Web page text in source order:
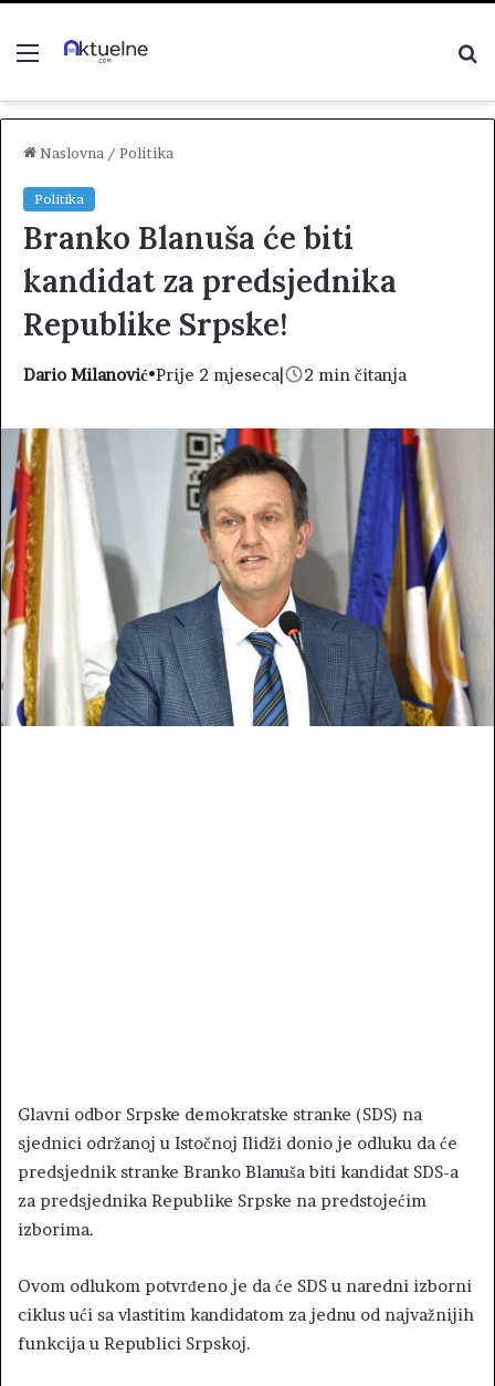
Menu
Naslovna / Politika
Politika
Branko Blanuša će biti
kandidat za predsjednika
Republike Srpske!
Dario Milanović•Prije 2 mjeseca| 2 min čitanja
Glavni odbor Srpske demokratske stranke (SDS) na
sjednici održanoj u Istočnoj Ilidži donio je odluku da će
predsjednik stranke Branko Blanuša biti kandidat SDS-a
za predsjednika Republike Srpske na predstojećim
izborima.
Ovom odlukom potvrđeno je da će SDS u naredni izborni
ciklus ući sa vlastitim kandidatom za jednu od najvažnijih
funkcija u Republici Srpskoj.